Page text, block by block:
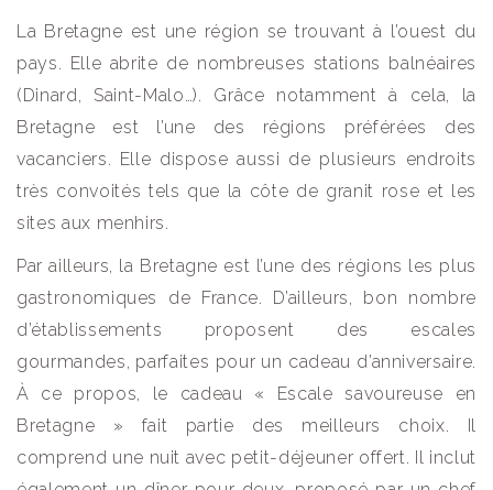
La Bretagne est une région se trouvant à l’ouest du
pays. Elle abrite de nombreuses stations balnéaires
(Dinard, Saint-Malo…). Grâce notamment à cela, la
Bretagne est l’une des régions préférées des
vacanciers. Elle dispose aussi de plusieurs endroits
très convoités tels que la côte de granit rose et les
sites aux menhirs.
Par ailleurs, la Bretagne est l’une des régions les plus
gastronomiques de France. D’ailleurs, bon nombre
d’établissements proposent des escales
gourmandes, parfaites pour un cadeau d’anniversaire.
À ce propos, le cadeau « Escale savoureuse en
Bretagne » fait partie des meilleurs choix. Il
comprend une nuit avec petit-déjeuner offert. Il inclut